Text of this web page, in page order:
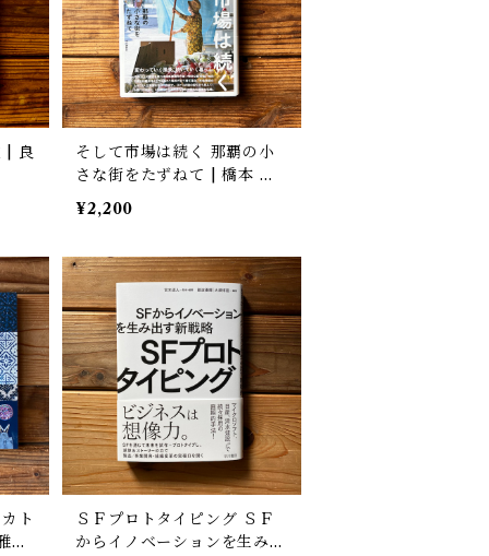
| 良
そして市場は続く 那覇の小
さな街をたずねて | 橋本 倫
¥2,200
敏
ＳＦプロトタイピング ＳＦ
からイノベーションを生み出